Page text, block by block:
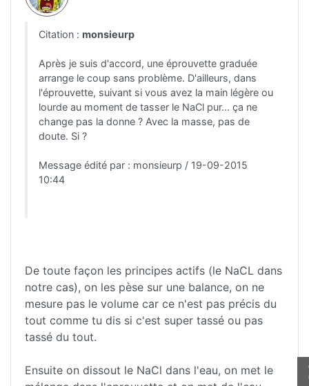
Citation : monsieurp
Après je suis d'accord, une éprouvette graduée
arrange le coup sans problème. D'ailleurs, dans
l'éprouvette, suivant si vous avez la main légère ou
lourde au moment de tasser le NaCl pur... ça ne
change pas la donne ? Avec la masse, pas de
doute. Si ?
Message édité par : monsieurp / 19-09-2015
10:44
De toute façon les principes actifs (le NaCL dans
notre cas), on les pèse sur une balance, on ne
mesure pas le volume car ce n'est pas précis du
tout comme tu dis si c'est super tassé ou pas
tassé du tout.
Ensuite on dissout le NaCl dans l'eau, on met le